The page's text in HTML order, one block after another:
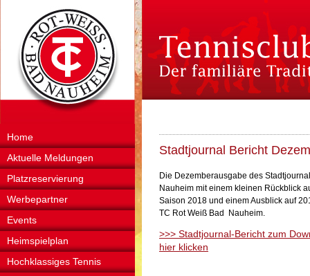
Home
Aktuelle Meldungen
Platzreservierung
Werbepartner
Events
Heimspielplan
Hochklassiges Tennis
Stadtjournal Bericht
Die Dezemberausgabe des
Nauheim mit einem kleinen Rückblick
Saison 2018 und einem Ausblick auf
TC Rot Weiß Bad Nauheim.
>>> Stadtjournal-Bericht zum
hier klicken